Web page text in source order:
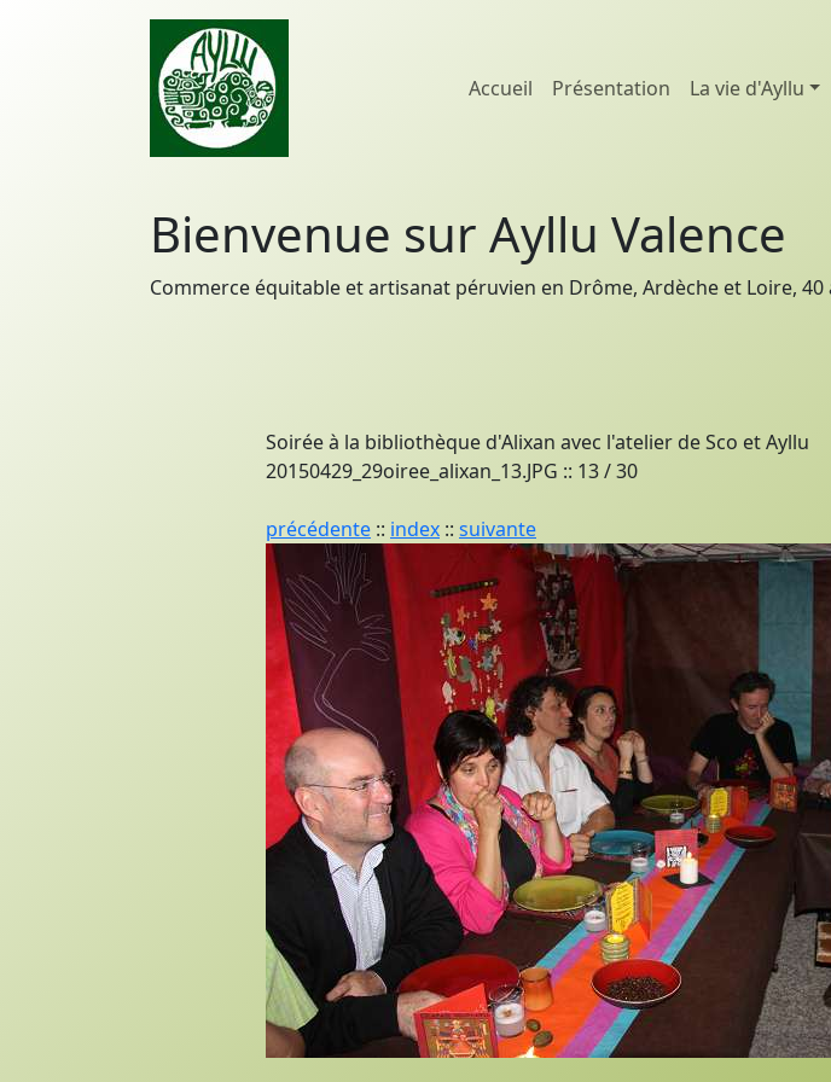
Accueil Présentation La vie d'Ayllu
Bienvenue sur Ayllu Valence
Commerce équitable et artisanat péruvien en Drôme, Ardèche et Loire, 40
Soirée à la bibliothèque d'Alixan avec l'atelier de Sco et Ayllu
20150429_29oiree_alixan_13.JPG :: 13 / 30
précédente :: index :: suivante